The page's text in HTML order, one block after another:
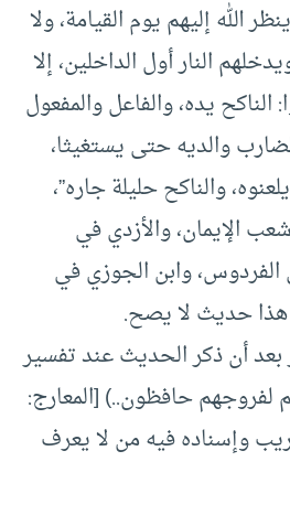
الله إليهم يوم القيامة، ولا
النار أول الداخلين، إلا
الناكح يده، والفاعل والمفعول
والديه حتى يستغيثا،
والناكح حليلة جاره”،
الإيمان، والأزدي في
الفردوس، وابن الجوزي في
هذا حديث لا يصح.
بعد أن ذكر الحديث عند تفسير
لفروجهم حافظون..) [المعارج:
وإسناده فيه من لا يعرف